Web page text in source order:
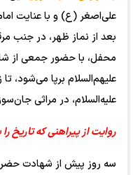
بعد از نماز ظهر، در جنب
محفل، با حضور جمعی از
علیهم‌السلام برپا می‌شود،
علیه‌السلام، در مراثی
روایت از پیراهنی که تاریخ
سه روز پیش از شهادت حضرت